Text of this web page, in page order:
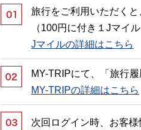
旅行をご利用いただく
（100円に付き１Jマイ
Jマイルの詳細はこちら
MY-TRIPにて、「旅行
MY-TRIPの詳細はこちら
次回ログイン時、お客様